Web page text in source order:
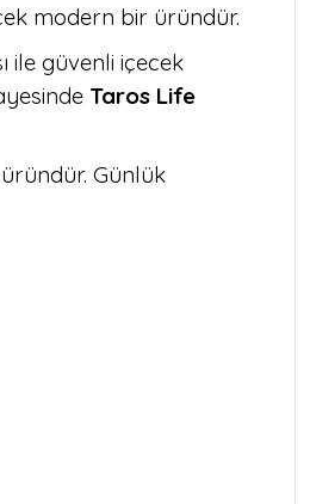
modern bir üründür.
ile güvenli içecek
Taros Life
Günlük